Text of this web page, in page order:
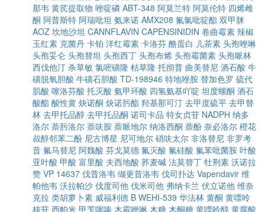
那韦 黄芪提取物 唑啶磷 ABT-348 阿莫兰特 阿莫伦特 四烯雌
酮 阿普斯特 阿瑞吡坦 氨来诺 AMX208 氟氯吡啶酯 双甲脒
AOZ 坎地沙坦 CANNFLAVIN CAPENSINIDIN 卷曲霉素 辣椒
玉红素 克菌丹 卡铂 洋红霉素 卡洛芬 酪蛋白 儿茶素 头孢唑啉
头孢妥仑 头孢替坦 头孢西丁 头孢布烯 头孢霉菌素 头孢哌林
西伐他汀 杀草敏 氯嘧磺隆 枯草隆 托彻普 曲美替尼 酒石酸 牛
磺脱氧胆酸 牛磺石胆酸 TD-198946 特地唑胺 替加色罗 硫代
肌酸 噻洛芬酸 托灭酸 氨甲环酸 四氢氨基吖啶 坦度螺酮 酒石
酸酯 酸性黄 炔诺酮 炔诺肟酯 羟基那可汀 去甲度硫平 去甲替
林 去甲托品醇 去甲托品酮 诺司卡品 特女贞苷 NADPH 纳多
洛尔 萘肟洛尔 萘呋胺 萘哌地尔 纳洛西酮 萘酚 奈必洛尔 橙花
叔醇邻苯二酚 尼古博星 尼可地尔 硝呋太尔 非洛替尼 非罗考
昔 氟马替尼 阿魏酸 芬戈莫德 氟灭酸 氟硅酸 氟苯吡菌胺 叶酸
亚叶酸 甲酸 富里酸 夫西地酸 荞麦碱 法莫替丁 牡荆素 沃诺拉
赞 VP 14637 伐昔洛韦 缬更昔洛韦 伐司扑达 Vapendavir 维
帕他韦 沃拉帕沙 伐度司他 伐米司他 弗纳卡兰 伏立诺他 维奈
克拉 类胡萝卜素 威福利德 B WEHI-539 华法林 黄酮 黄嘌呤
核苷 西帕米 甲苄噻嗪 木霉唑啉 木糖 木酮糖 黄嘌呤醇 黄腐酸